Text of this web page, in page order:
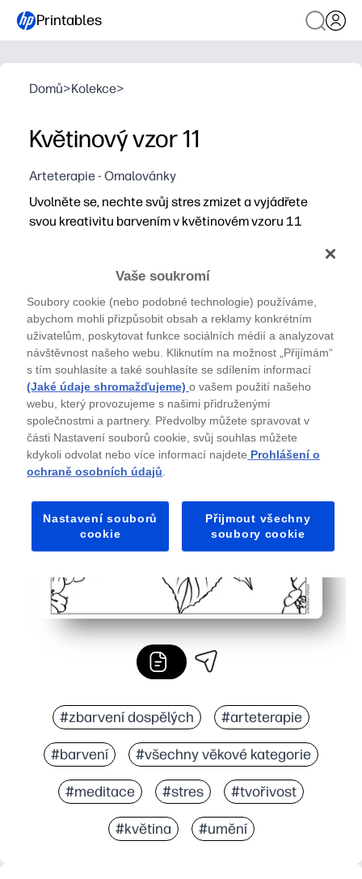
Printables
Domů>Kolekce>
Květinový vzor 11
Arteterapie - Omalovánky
Uvolněte se, nechte svůj stres zmizet a vyjádřete
svou kreativitu barvením v květinovém vzoru 11
Tisk bez přípravy - můžete začít barvit během několika
Uklidňující zaměření - skvělé pro klidný čas, mozkové
Flexibilní použití - ideální pro rychlé dokončování, dílčí
Opakovaně použitelné - tiskněte doplňky pro skupiny
#zbarvení dospělých #arteterapie
#barvení #všechny věkové kategorie
#meditace #stres #tvořivost
#květina #umění
Vaše soukromí
Soubory cookie (nebo podobné technologie) používáme,
abychom mohli přizpůsobit obsah a reklamy konkrétním
uživatelům, poskytovat funkce sociálních médií a analyzovat
návštěvnost našeho webu. Kliknutím na možnost „Přijímám“
s tím souhlasíte a také souhlasíte se sdílením informací
(Jaké údaje shromažďujeme)o vašem použití našeho
webu, který provozujeme s našimi přidruženými
společnostmi a partnery. Předvolby můžete spravovat v
části Nastavení souborů cookie, svůj souhlas můžete
kdykoli odvolat nebo více informací najdete Prohlášení o
ochraně osobních údajů
Nastavení souborů
cookie
Přijmout všechny
soubory cookie